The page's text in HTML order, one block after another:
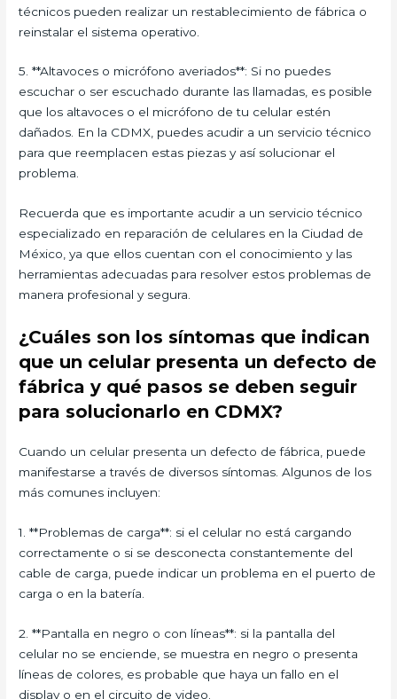
técnicos pueden realizar un restablecimiento de fábrica o
reinstalar el sistema operativo.
5. **Altavoces o micrófono averiados**: Si no puedes
escuchar o ser escuchado durante las llamadas, es posible
que los altavoces o el micrófono de tu celular estén
dañados. En la CDMX, puedes acudir a un servicio técnico
para que reemplacen estas piezas y así solucionar el
problema.
Recuerda que es importante acudir a un servicio técnico
especializado en reparación de celulares en la Ciudad de
México, ya que ellos cuentan con el conocimiento y las
herramientas adecuadas para resolver estos problemas de
manera profesional y segura.
¿Cuáles son los síntomas que indican
que un celular presenta un defecto de
fábrica y qué pasos se deben seguir
para solucionarlo en CDMX?
Cuando un celular presenta un defecto de fábrica, puede
manifestarse a través de diversos síntomas. Algunos de los
más comunes incluyen:
1. **Problemas de carga**: si el celular no está cargando
correctamente o si se desconecta constantemente del
cable de carga, puede indicar un problema en el puerto de
carga o en la batería.
2. **Pantalla en negro o con líneas**: si la pantalla del
celular no se enciende, se muestra en negro o presenta
líneas de colores, es probable que haya un fallo en el
display o en el circuito de video.